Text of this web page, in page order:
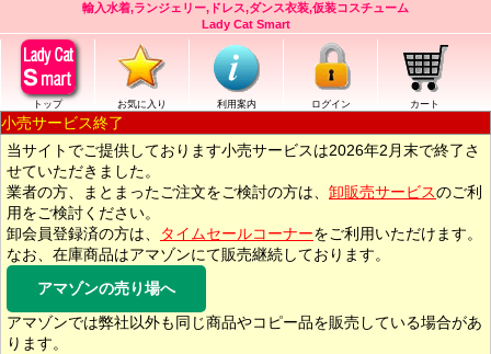
輸入水着,ランジェリー,ドレス,ダンス衣装,仮装コスチューム
Lady Cat Smart
トップ お気に入り 利用案内 ログイン カート
小売サービス終了
当サイトでご提供しております小売サービスは2026年2月末で終了さ
せていただきました。
業者の方、まとまったご注文をご検討の方は、 卸販売サービスのご利
用をご検討ください。
卸会員登録済の方は、
タイムセールコーナーをご利用いただけます。
なお、在庫商品はアマゾンにて販売継続しております。
アマゾンの売り場へ
アマゾンでは弊社以外も同じ商品やコピー品を販売している場合があ
ります。